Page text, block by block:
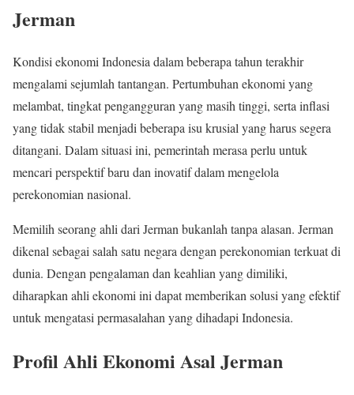
Jerman
Kondisi ekonomi Indonesia dalam beberapa tahun terakhir
mengalami sejumlah tantangan. Pertumbuhan ekonomi yang
melambat, tingkat pengangguran yang masih tinggi, serta inflasi
yang tidak stabil menjadi beberapa isu krusial yang harus segera
ditangani. Dalam situasi ini, pemerintah merasa perlu untuk
mencari perspektif baru dan inovatif dalam mengelola
perekonomian nasional.
Memilih seorang ahli dari Jerman bukanlah tanpa alasan. Jerman
dikenal sebagai salah satu negara dengan perekonomian terkuat di
dunia. Dengan pengalaman dan keahlian yang dimiliki,
diharapkan ahli ekonomi ini dapat memberikan solusi yang efektif
untuk mengatasi permasalahan yang dihadapi Indonesia.
Profil Ahli Ekonomi Asal Jerman